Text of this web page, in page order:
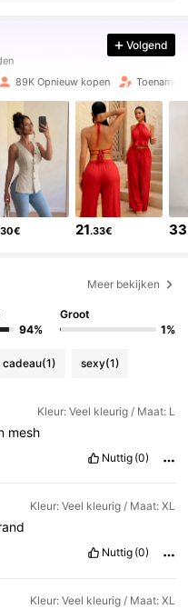
Volgend
89K Opnieuw kopen Toename
21.33€ 33
Meer bekijken
94%
Groot
1%
cadeau(1) sexy(1)
Kleur: Veel kleurig / Maat: L
mesh
Nuttig (0)
Kleur: Veel kleurig / Maat: XL
Nuttig (0)
Kleur: Veel kleurig / Maat: XL